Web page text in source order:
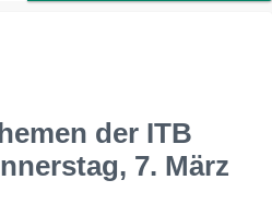
der ITB
7. März